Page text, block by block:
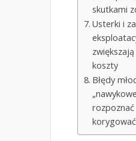
skutkami
Usterki i
koszty
Błędy
korygować